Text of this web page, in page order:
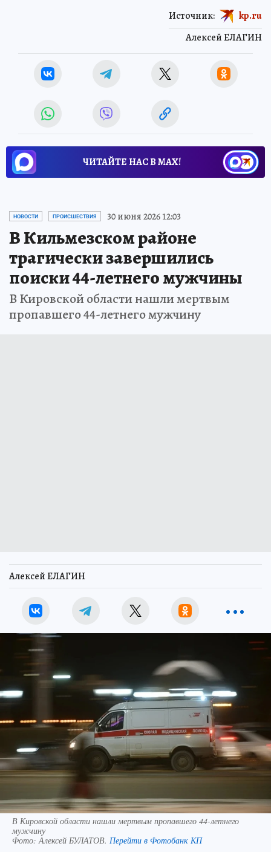
Алексей ЕЛАГИН
Источник: kp.ru
ЧИТАЙТЕ НАС В МАХ!
НОВОСТИ ПРОИСШЕСТВИЯ 30 июня 2026 12:03
В Кильмезском районе
трагически завершились
поиски 44-летнего мужчины
В Кировской области нашли мертвым
пропавшего 44-летнего мужчину
Алексей ЕЛАГИН
В Кировской области нашли мертвым пропавшего 44-летнего
мужчину
Фото:Алексей БУЛАТОВ. Перейти в Фотобанк КП